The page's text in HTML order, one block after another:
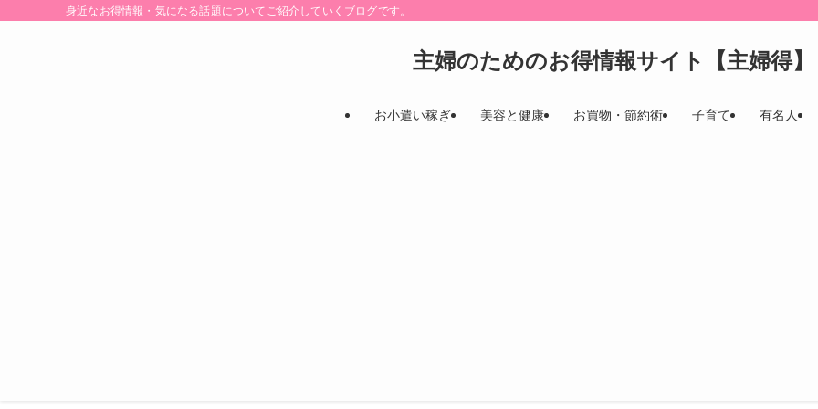
身近なお得情報・気になる話題についてご紹介していくブログです。
主婦のためのお得情報サイト【主婦得】
お小遣い稼ぎ 美容と健康 お買物・節約術 子育て 有名人